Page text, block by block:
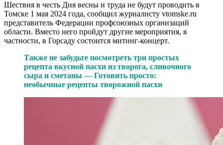
Шествия в честь Дня весны и труда не будут проводить в
Томске 1 мая 2024 года, сообщил журналисту vtomske.ru
представитель Федерации профсоюзных организаций
области. Вместо него пройдут другие мероприятия, в
частности, в Горсаду состоится митинг-концерт.
Также не забудьте посмотреть три простых
рецепта вкусной пасхи из творога, сливочного
сыра и сметаны — Готовить просто:
необычные рецепты творожной пасхи